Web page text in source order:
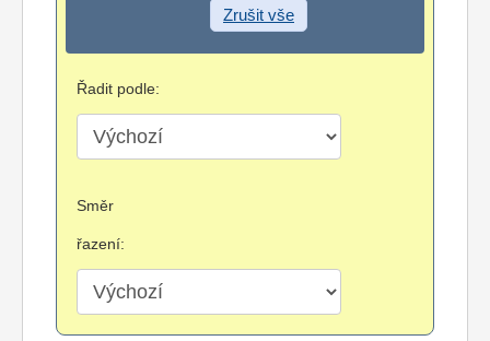
Zrušit vše
Řadit podle:
Směr
řazení: